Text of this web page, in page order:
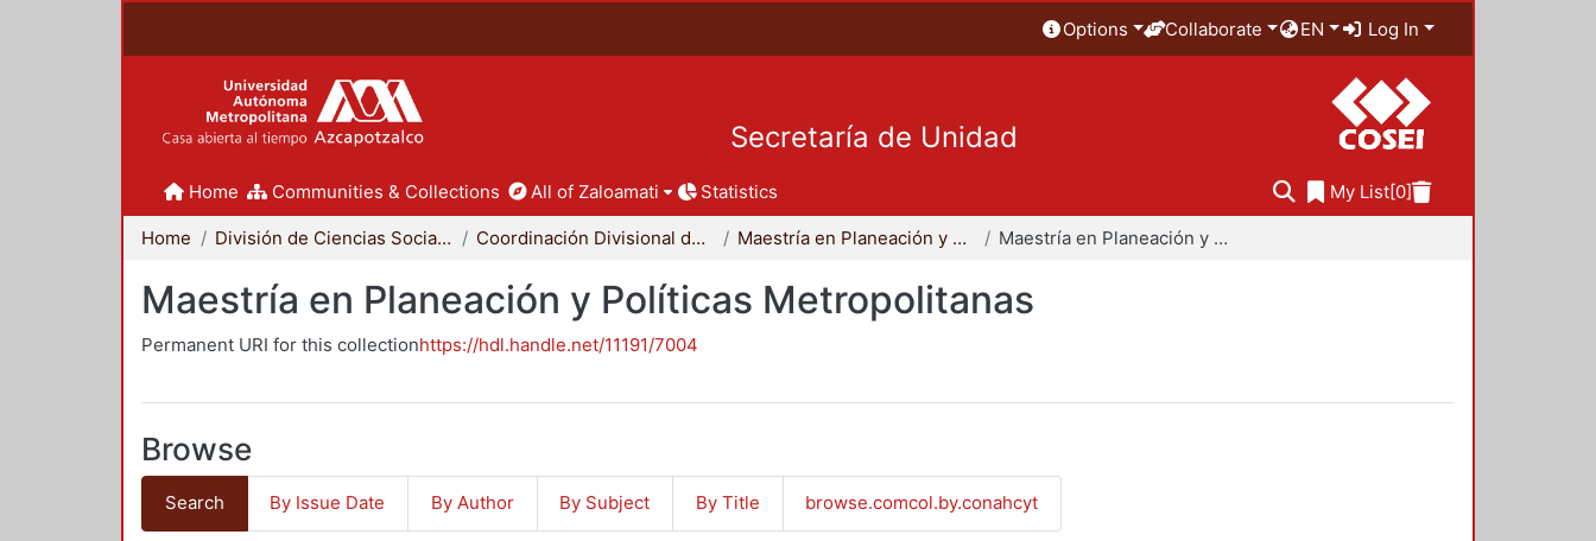
Options Collaborate EN Log In
Secretaría de Unidad
Home Communities & Collections All of Zaloamati Statistics My List[0]
Home División de Ciencias Sociales y Humanidades Coordinación Divisional de Posgrado Maestría en Planeación y Políticas Metropolitanas Maestría en Planeación y Políticas Metropolitanas
Maestría en Planeación y Políticas Metropolitanas
Permanent URI for this collectionhttps://hdl.handle.net/11191/7004
Browse
Search By Issue Date By Author By Subject By Title browse.comcol.by.conahcyt